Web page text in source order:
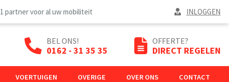
1 partner voor al uw mobiliteit INLOGGEN
BEL ONS!
0162 - 31 35 35
OFFERTE?
DIRECT REGELEN
VOERTUIGEN OVERIGE OVER ONS CONTACT